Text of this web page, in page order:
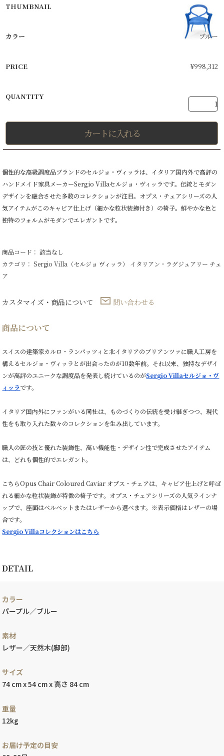
ブルー
¥998,312
カートに入れる
個性的な高級調度品ブランドのセルジョ・ヴィッラは、イタリア国内外で高評の
ハンドメイド家具メーカーSergio Villaセルジョ・ヴィッラです。伝統とモダン
デザインを融合させた多数のコレクションが注目。オプス・チェアシリーズの人
気アイテムがこのキャビア仕上げ（細かな粒状装飾付き）の椅子。鮮やかな色と
独特のフォルムがモダンでエレガントです。
商品コード： 該当なし
カテゴリ：Sergio Villa（セルジョ ヴィッラ） イタリアン・ラグジュアリー チェ
ア
カスタマイズ・商品について 問い合わせる
商品について
スイスの建築家カルロ・ランパッツィと北イタリアのブリアンツァに職人工房を
構えるセルジョ・ヴィッラとが出会ったのが10数年前。それ以来、独特なデザイ
ンが高評のユニークな調度品を発表し続けているのがSergio Villaセルジョ・ヴ
ィッラです。
イタリア国内外にファンがいる同社は、ものづくりの伝統を受け継ぎつつ、現代
性をも取り入れた数々のコレクションを生み出しています。
職人の匠の技と優れた装飾性、高い機能性・デザイン性で完成させたアイテム
は、どれも個性的でエレガント。
こちらOpus Chair Coloured Caviar オプス・チェアは、キャビア仕上げと呼ば
れる細かな粒状装飾が特徴の椅子です。オプス・チェアシリーズの人気ラインナ
ップで、座面はベルベットまたはレザーから選べます。※表示価格はレザーの場
合です。
Sergio Villaコレクションはこちら
DETAIL
カラー
パープル／ブルー
素材
レザー／天然木(脚部)
サイズ
74 cm x 54 cm x 高さ 84 cm
重量
12kg
お届け予定の目安